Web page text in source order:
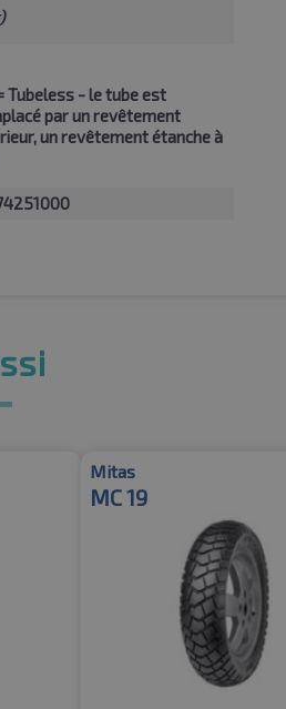
Tubeless - le tube est
par un revêtement
un revêtement étanche à
Mitas
MC 19